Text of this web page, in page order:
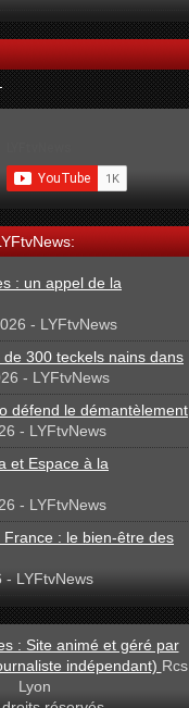
: un appel de la
- LYFtvNews
300 teckels nains dans
- LYFtvNews
défend le démantèlement
- LYFtvNews
et Espace à la
- LYFtvNews
: le bien-être des
- LYFtvNews
: Site animé et géré par
indépendant) Rcs
Lyon